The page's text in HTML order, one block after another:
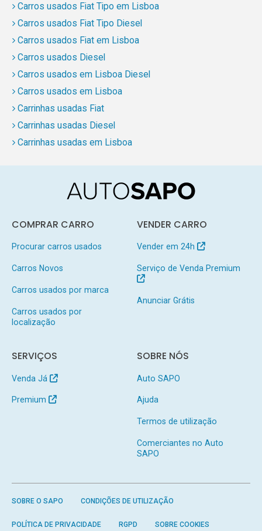
Carros usados Fiat Tipo em Lisboa
Carros usados Fiat Tipo Diesel
Carros usados Fiat em Lisboa
Carros usados Diesel
Carros usados em Lisboa Diesel
Carros usados em Lisboa
Carrinhas usadas Fiat
Carrinhas usadas Diesel
Carrinhas usadas em Lisboa
COMPRAR CARRO
Procurar carros usados
Carros Novos
Carros usados por marca
Carros usados por
localização
VENDER CARRO
Vender em 24h
Serviço de Venda Premium
Anunciar Grátis
SERVIÇOS
Venda Já
Premium
SOBRE NÓS
Auto SAPO
Ajuda
Termos de utilização
Comerciantes no Auto
SAPO
SOBRE O SAPO CONDIÇÕES DE UTILIZAÇÃO
POLÍTICA DE PRIVACIDADE RGPD SOBRE COOKIES